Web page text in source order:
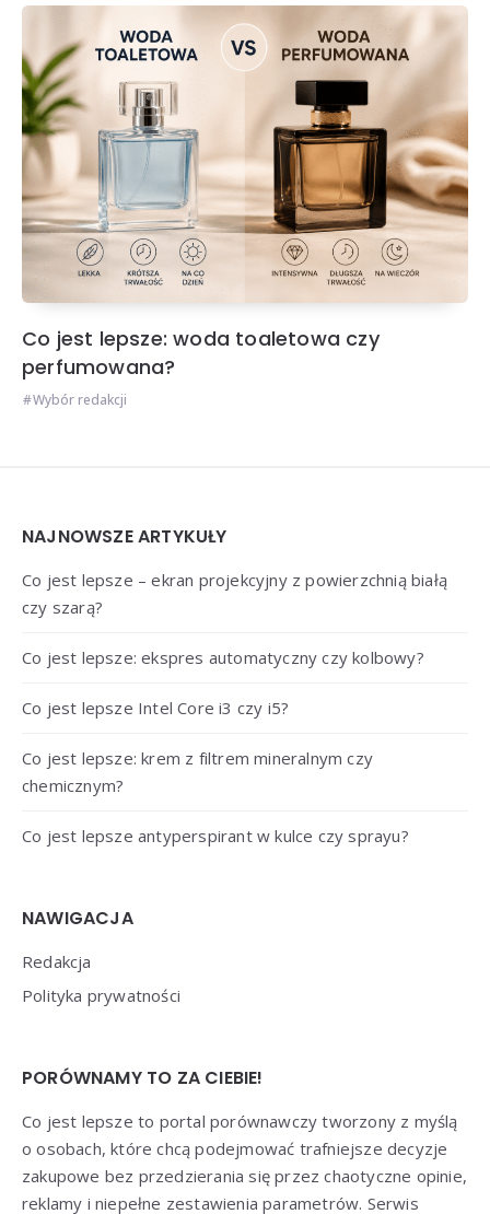
Co jest lepsze: woda toaletowa czy
perfumowana?
Wybór redakcji
Widgets
NAJNOWSZE ARTYKUŁY
Co jest lepsze – ekran projekcyjny z powierzchnią białą
czy szarą?
Co jest lepsze: ekspres automatyczny czy kolbowy?
Co jest lepsze Intel Core i3 czy i5?
Co jest lepsze: krem z filtrem mineralnym czy
chemicznym?
Co jest lepsze antyperspirant w kulce czy sprayu?
NAWIGACJA
Redakcja
Polityka prywatności
PORÓWNAMY TO ZA CIEBIE!
Co jest lepsze to portal porównawczy tworzony z myślą
o osobach, które chcą podejmować trafniejsze decyzje
zakupowe bez przedzierania się przez chaotyczne opinie,
reklamy i niepełne zestawienia parametrów. Serwis